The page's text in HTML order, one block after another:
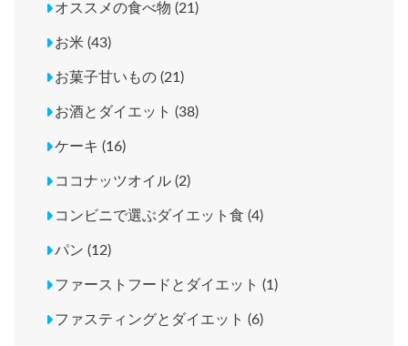
オススメの食べ物 (21)
お米 (43)
お菓子甘いもの (21)
お酒とダイエット (38)
ケーキ (16)
ココナッツオイル (2)
コンビニで選ぶダイエット食 (4)
パン (12)
ファーストフードとダイエット (1)
ファスティングとダイエット (6)